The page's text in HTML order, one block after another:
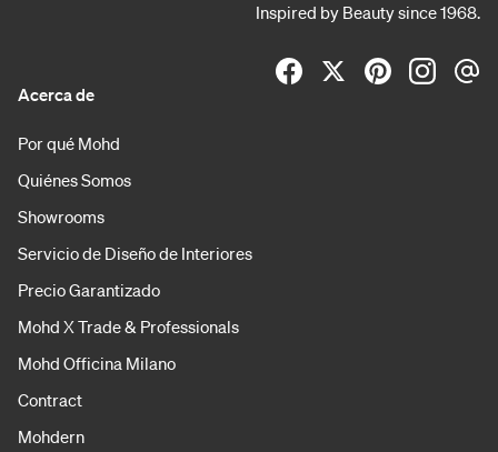
Inspired by Beauty since 1968.
Acerca de
Por qué Mohd
Quiénes Somos
Showrooms
Servicio de Diseño de Interiores
Precio Garantizado
Mohd X Trade & Professionals
Mohd Officina Milano
Contract
Mohdern